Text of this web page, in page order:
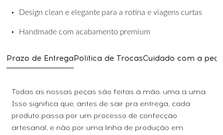
• Design clean e elegante para a rotina e viagens curtas
• Handmade com acabamento premium
Prazo de EntregaPolitica de TrocasCuidado com a
Todas as nossas peças são feitas à mão, uma a uma.
Isso significa que, antes de sair pra entrega, cada
produto passa por um processo de confecção
artesanal, e não por uma linha de produção em